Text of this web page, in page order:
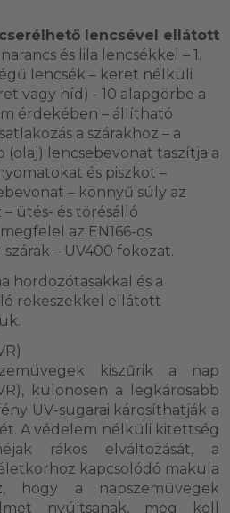
lencsével ellátott
és lila lencsékkel – 1.
lencsék – keret nélküli
vagy híd) - 10 alapgörbe a
érdekében – állítható
a szárakhoz – a
(olaj) lencsebevonat taszítja a
és piszkot –
– könnyű súly az
– ütés- és törésálló
az EN166-os
– UV400 fokozat.
hordozótasakkal és a
rekeszekkel ellátott
kiszűrik a nap
különösen a legkárosabb
UV-sugarai károsíthatják a
A védelem nélküli kitettség
rákos elváltozását, a
kapcsolódó makula
hogy a napszemüvegek
nyújtsanak, meg kell